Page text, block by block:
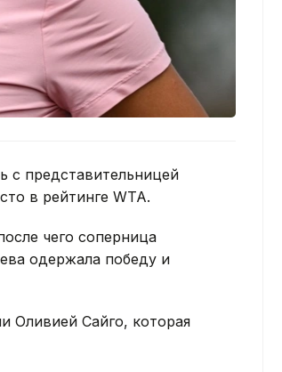
с представительницей
в рейтинге WTA.
чего соперница
одержала победу и
Оливией Сайго, которая